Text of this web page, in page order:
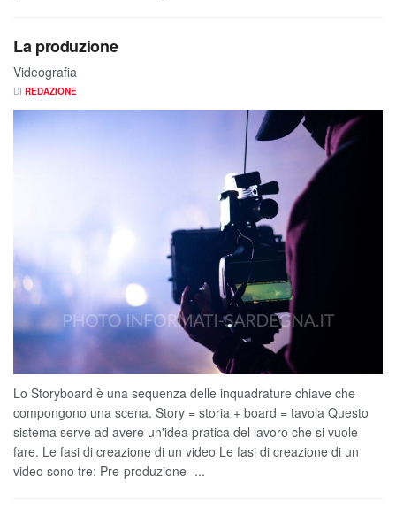
La produzione
Videografia
DI REDAZIONE
Lo Storyboard è una sequenza delle inquadrature chiave che
compongono una scena. Story = storia + board = tavola Questo
sistema serve ad avere un'idea pratica del lavoro che si vuole
fare. Le fasi di creazione di un video Le fasi di creazione di un
video sono tre: Pre-produzione -...